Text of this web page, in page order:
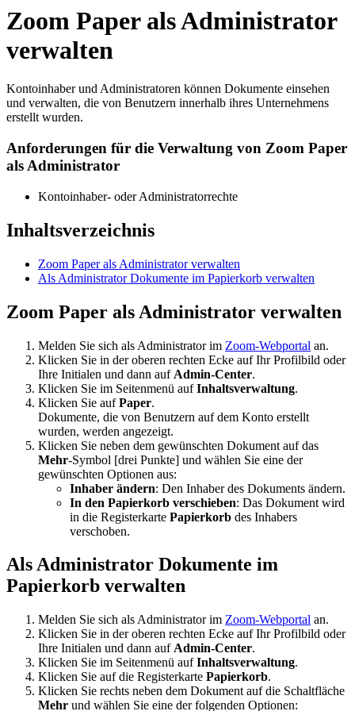
Zoom Paper als Administrator
verwalten
Kontoinhaber und Administratoren können Dokumente einsehen
und verwalten, die von Benutzern innerhalb ihres Unternehmens
erstellt wurden.
Anforderungen für die Verwaltung von Zoom Paper
als Administrator
Kontoinhaber- oder Administratorrechte
Inhaltsverzeichnis
Zoom Paper als Administrator verwalten
Als Administrator Dokumente im Papierkorb verwalten
Zoom Paper als Administrator verwalten
Melden Sie sich als Administrator im Zoom-Webportal an.
Klicken Sie in der oberen rechten Ecke auf Ihr Profilbild oder
Ihre Initialen und dann auf Admin-Center.
Klicken Sie im Seitenmenü aufInhaltsverwaltung.
Klicken Sie aufPaper.
Dokumente, die von Benutzern auf dem Konto erstellt
wurden, werden angezeigt.
Klicken Sie neben dem gewünschten Dokument auf das
Mehr-Symbol [drei Punkte] und wählen Sie eine der
gewünschten Optionen aus:
Inhaber ändern: Den Inhaber des Dokuments ändern.
In den Papierkorb verschieben: Das Dokument wird
in die Registerkarte Papierkorb des Inhabers
verschoben.
Als Administrator Dokumente im
Papierkorb verwalten
Melden Sie sich als Administrator im Zoom-Webportal an.
Klicken Sie in der oberen rechten Ecke auf Ihr Profilbild oder
Ihre Initialen und dann auf Admin-Center.
Klicken Sie im Seitenmenü aufInhaltsverwaltung.
Klicken Sie auf die Registerkarte Papierkorb.
Klicken Sie rechts neben dem Dokument auf die Schaltfläche
Mehr und wählen Sie eine der folgenden Optionen: